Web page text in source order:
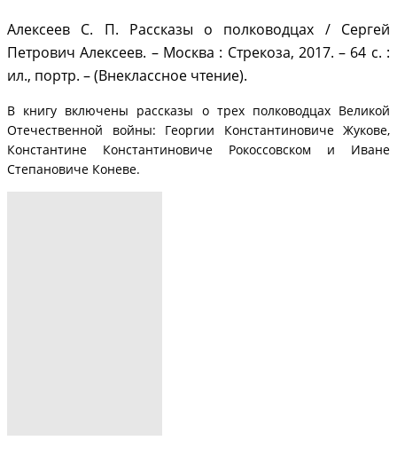
Алексеев С. П. Рассказы о полководцах / Сергей
Петрович Алексеев. – Москва : Стрекоза, 2017. – 64 с. :
ил., портр. – (Внеклассное чтение).
В книгу включены рассказы о трех полководцах Великой
Отечественной войны: Георгии Константиновиче Жукове,
Константине Константиновиче Рокоссовском и Иване
Степановиче Коневе.